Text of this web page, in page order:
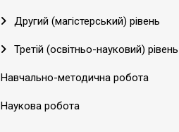
Другий (магістерський) рівень
Третій (освітньо-науковий) рівень
Навчально-методична робота
Наукова робота